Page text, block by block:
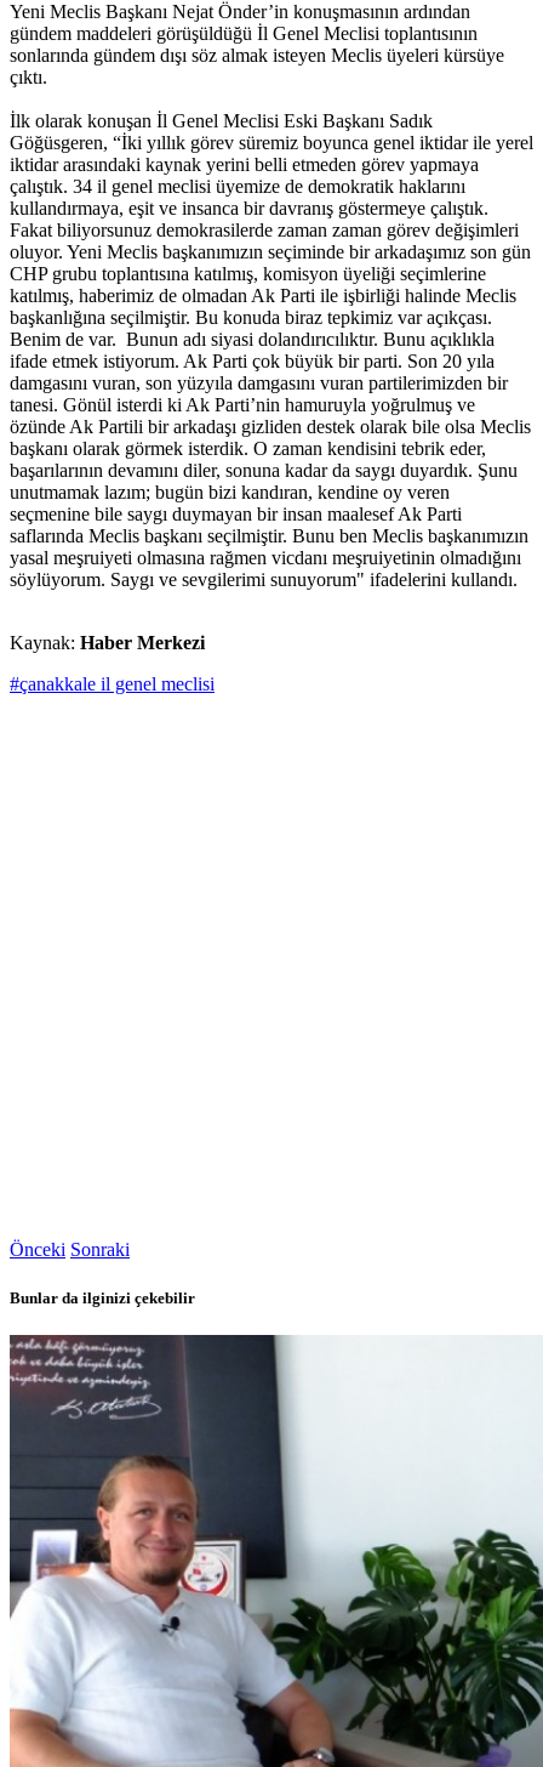
Yeni Meclis Başkanı Nejat Önder’in konuşmasının ardından
gündem maddeleri görüşüldüğü İl Genel Meclisi toplantısının
sonlarında gündem dışı söz almak isteyen Meclis üyeleri kürsüye
çıktı.
İlk olarak konuşan İl Genel Meclisi Eski Başkanı Sadık
Göğüsgeren, “İki yıllık görev süremiz boyunca genel iktidar ile yerel
iktidar arasındaki kaynak yerini belli etmeden görev yapmaya
çalıştık. 34 il genel meclisi üyemize de demokratik haklarını
kullandırmaya, eşit ve insanca bir davranış göstermeye çalıştık.
Fakat biliyorsunuz demokrasilerde zaman zaman görev değişimleri
oluyor. Yeni Meclis başkanımızın seçiminde bir arkadaşımız son gün
CHP grubu toplantısına katılmış, komisyon üyeliği seçimlerine
katılmış, haberimiz de olmadan Ak Parti ile işbirliği halinde Meclis
başkanlığına seçilmiştir. Bu konuda biraz tepkimiz var açıkçası.
Benim de var. Bunun adı siyasi dolandırıcılıktır. Bunu açıklıkla
ifade etmek istiyorum. Ak Parti çok büyük bir parti. Son 20 yıla
damgasını vuran, son yüzyıla damgasını vuran partilerimizden bir
tanesi. Gönül isterdi ki Ak Parti’nin hamuruyla yoğrulmuş ve
özünde Ak Partili bir arkadaşı gizliden destek olarak bile olsa Meclis
başkanı olarak görmek isterdik. O zaman kendisini tebrik eder,
başarılarının devamını diler, sonuna kadar da saygı duyardık. Şunu
unutmamak lazım; bugün bizi kandıran, kendine oy veren
seçmenine bile saygı duymayan bir insan maalesef Ak Parti
saflarında Meclis başkanı seçilmiştir. Bunu ben Meclis başkanımızın
yasal meşruiyeti olmasına rağmen vicdanı meşruiyetinin olmadığını
söylüyorum. Saygı ve sevgilerimi sunuyorum" ifadelerini kullandı.
Kaynak: Haber Merkezi
#çanakkale il genel meclisi
Önceki Sonraki
Bunlar da ilginizi çekebilir